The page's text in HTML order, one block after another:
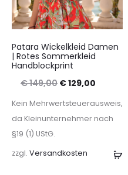
Patara Wickelkleid Damen
| Rotes Sommerkleid
Handblockprint
€149,00 Ursprünglicher
Preis
war:
€129,00
Preis
ist:
Kein Mehrwertsteuerausweis,
da Kleinunternehmer nach
§19 (1) UStG.
zzgl. Versandkosten